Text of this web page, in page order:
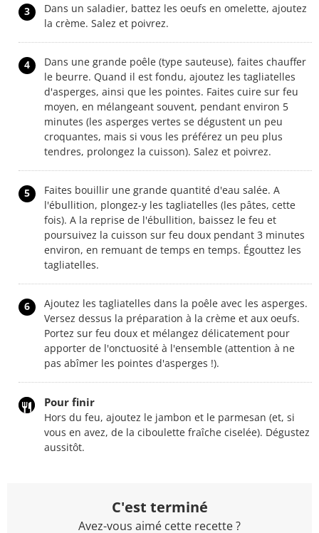
3
Dans un saladier, battez les oeufs en omelette, ajoutez
la crème. Salez et poivrez.
4
Dans une grande poêle (type sauteuse), faites chauffer
le beurre. Quand il est fondu, ajoutez les tagliatelles
d'asperges, ainsi que les pointes. Faites cuire sur feu
moyen, en mélangeant souvent, pendant environ 5
minutes (les asperges vertes se dégustent un peu
croquantes, mais si vous les préférez un peu plus
tendres, prolongez la cuisson). Salez et poivrez.
5
Faites bouillir une grande quantité d'eau salée. A
l'ébullition, plongez-y les tagliatelles (les pâtes, cette
fois). A la reprise de l'ébullition, baissez le feu et
poursuivez la cuisson sur feu doux pendant 3 minutes
environ, en remuant de temps en temps. Égouttez les
tagliatelles.
6
Ajoutez les tagliatelles dans la poêle avec les asperges.
Versez dessus la préparation à la crème et aux oeufs.
Portez sur feu doux et mélangez délicatement pour
apporter de l'onctuosité à l'ensemble (attention à ne
pas abîmer les pointes d'asperges !).
Pour finir
Hors du feu, ajoutez le jambon et le parmesan (et, si
vous en avez, de la ciboulette fraîche ciselée). Dégustez
aussitôt.
C'est terminé
Avez-vous aimé cette recette ?